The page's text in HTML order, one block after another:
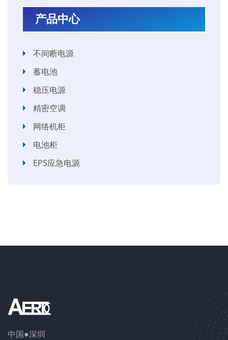
产品中心
不间断电源
蓄电池
稳压电源
精密空调
网络机柜
电池柜
EPS应急电源
中国●深圳